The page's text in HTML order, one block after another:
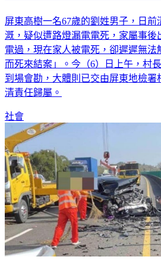
屏東高樹一名67歲的劉姓男子，日前
溉，疑似遭路燈漏電電死，家屬事後
電過，現在家人被電死，卻遲遲無法
而死來結案」。今（6）日上午，村
到場會勘，大體則已交由屏東地檢署
清責任歸屬。
社會